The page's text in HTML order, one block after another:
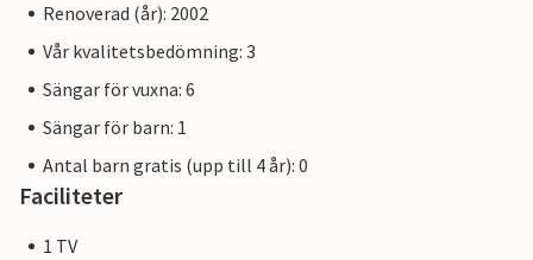
Renoverad (år): 2002
Vår kvalitetsbedömning: 3
Sängar för vuxna: 6
Sängar för barn: 1
Antal barn gratis (upp till 4 år): 0
Faciliteter
1 TV